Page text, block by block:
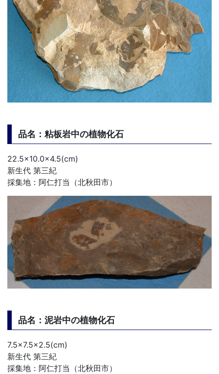
品名：粘板岩中の植物化石
22.5×10.0×4.5(cm)
新生代 第三紀
採集地：阿仁打当（北秋田市）
品名：泥岩中の植物化石
7.5×7.5×2.5(cm)
新生代 第三紀
採集地：阿仁打当（北秋田市）